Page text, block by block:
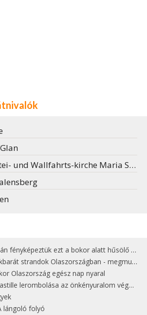
und Wallfahrts-kirche Maria Saal
ezt a bokor alatt hűsölő cicát Kisorosziban
Olaszországban - megmutatjuk a 15 legjobbat
Olaszország egész nap nyaral
lerombolása az önkényuralom végét jelentette
lángoló folyó